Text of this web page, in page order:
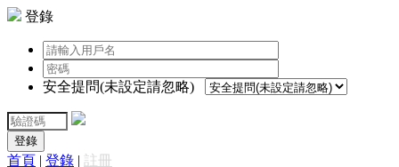
登錄
安全提問(未設定請忽略)
登錄
首頁 | 登錄 | 註冊